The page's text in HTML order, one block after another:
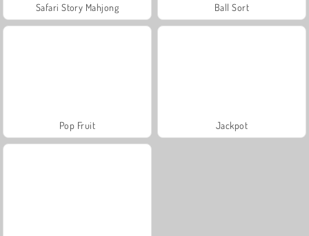
Safari Story Mahjong Ball Sort
Pop Fruit Jackpot